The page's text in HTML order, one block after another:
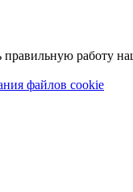
работу
файлов cookie